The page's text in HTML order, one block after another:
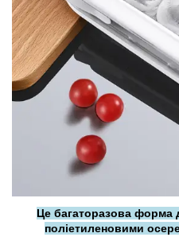
Це багаторазова форма
поліетиленовими